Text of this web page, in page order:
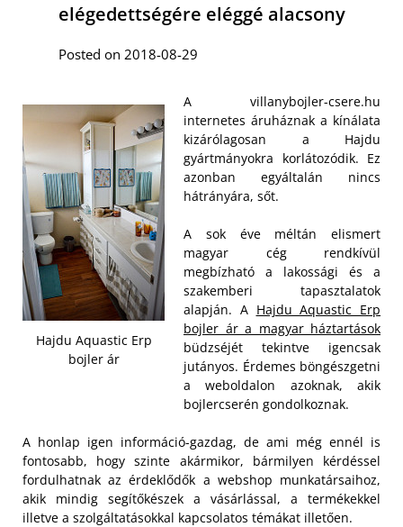
elégedettségére eléggé alacsony
Posted on 2018-08-29
Hajdu Aquastic Erp
bojler ár
A villanybojler-csere.hu
internetes áruháznak a kínálata
kizárólagosan a Hajdu
gyártmányokra korlátozódik. Ez
azonban egyáltalán nincs
hátrányára, sőt.
A sok éve méltán elismert
magyar cég rendkívül
megbízható a lakossági és a
szakemberi tapasztalatok
alapján. A Hajdu Aquastic Erp
bojler ár a magyar háztartások
büdzséjét tekintve igencsak
jutányos. Érdemes böngészgetni
a weboldalon azoknak, akik
bojlercserén gondolkoznak.
A honlap igen információ-gazdag, de ami még ennél is
fontosabb, hogy szinte akármikor, bármilyen kérdéssel
fordulhatnak az érdeklődők a webshop munkatársaihoz,
akik mindig segítőkészek a vásárlással, a termékekkel
illetve a szolgáltatásokkal kapcsolatos témákat illetően.